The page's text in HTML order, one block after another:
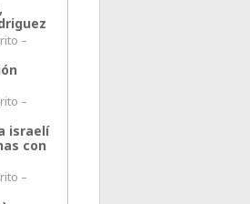
–
–
israelí
con
–